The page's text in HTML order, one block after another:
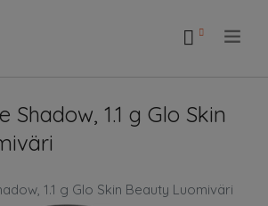
Shadow, 1.1 g Glo Skin
1.1 g Glo Skin Beauty Luomiväri